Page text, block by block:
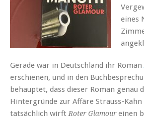
eines
Gerade war in Deutschland ihr Roman
erschienen, und in den
behauptet, dass dieser Roman genau
Hintergründe zur Affäre Strauss-Kahn
tatsächlich wirft Roter Glamoureinen